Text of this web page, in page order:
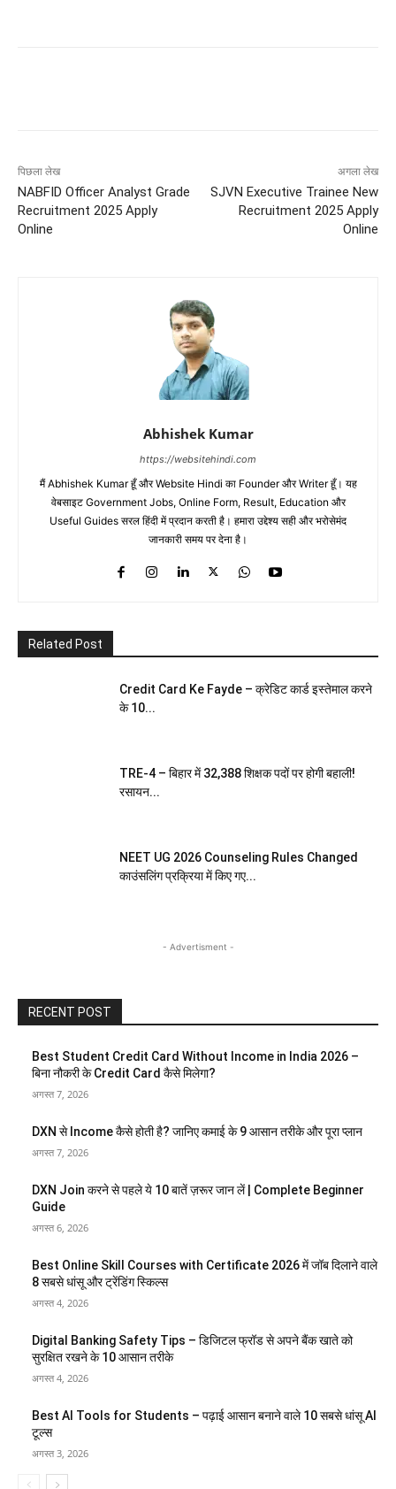
पिछला लेख
NABFID Officer Analyst Grade
Recruitment 2025 Apply
Online
अगला लेख
SJVN Executive Trainee New
Recruitment 2025 Apply
Online
Abhishek Kumar
https://websitehindi.com
मैं Abhishek Kumar हूँ और Website Hindi का Founder और Writer हूँ। यह
वेबसाइट Government Jobs, Online Form, Result, Education और
Useful Guides सरल हिंदी में प्रदान करती है। हमारा उद्देश्य सही और भरोसेमंद
जानकारी समय पर देना है।
Related Post
Credit Card Ke Fayde – क्रेडिट कार्ड इस्तेमाल करने
के 10...
TRE-4 – बिहार में 32,388 शिक्षक पदों पर होगी बहाली!
रसायन...
NEET UG 2026 Counseling Rules Changed
काउंसलिंग प्रक्रिया में किए गए...
- Advertisment -
RECENT POST
Best Student Credit Card Without Income in India 2026 –
बिना नौकरी के Credit Card कैसे मिलेगा?
अगस्त 7, 2026
DXN से Income कैसे होती है? जानिए कमाई के 9 आसान तरीके और पूरा प्लान
अगस्त 7, 2026
DXN Join करने से पहले ये 10 बातें ज़रूर जान लें | Complete Beginner
Guide
अगस्त 6, 2026
Best Online Skill Courses with Certificate 2026 में जॉब दिलाने वाले
8 सबसे धांसू और ट्रेंडिंग स्किल्स
अगस्त 4, 2026
Digital Banking Safety Tips – डिजिटल फ्रॉड से अपने बैंक खाते को
सुरक्षित रखने के 10 आसान तरीके
अगस्त 4, 2026
Best AI Tools for Students – पढ़ाई आसान बनाने वाले 10 सबसे धांसू AI
टूल्स
अगस्त 3, 2026